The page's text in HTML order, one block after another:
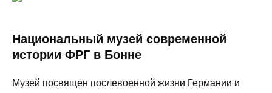
Национальный музей современной
истории ФРГ в Бонне
Музей посвящен послевоенной жизни Германии и